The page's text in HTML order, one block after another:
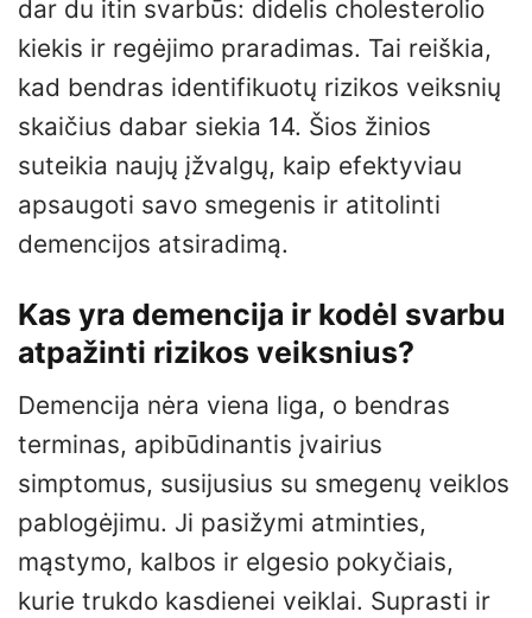
dar du itin svarbūs: didelis cholesterolio
kiekis ir regėjimo praradimas. Tai reiškia,
kad bendras identifikuotų rizikos veiksnių
skaičius dabar siekia 14. Šios žinios
suteikia naujų įžvalgų, kaip efektyviau
apsaugoti savo smegenis ir atitolinti
demencijos atsiradimą.
Kas yra demencija ir kodėl svarbu
atpažinti rizikos veiksnius?
Demencija nėra viena liga, o bendras
terminas, apibūdinantis įvairius
simptomus, susijusius su smegenų veiklos
pablogėjimu. Ji pasižymi atminties,
mąstymo, kalbos ir elgesio pokyčiais,
kurie trukdo kasdienei veiklai. Suprasti ir